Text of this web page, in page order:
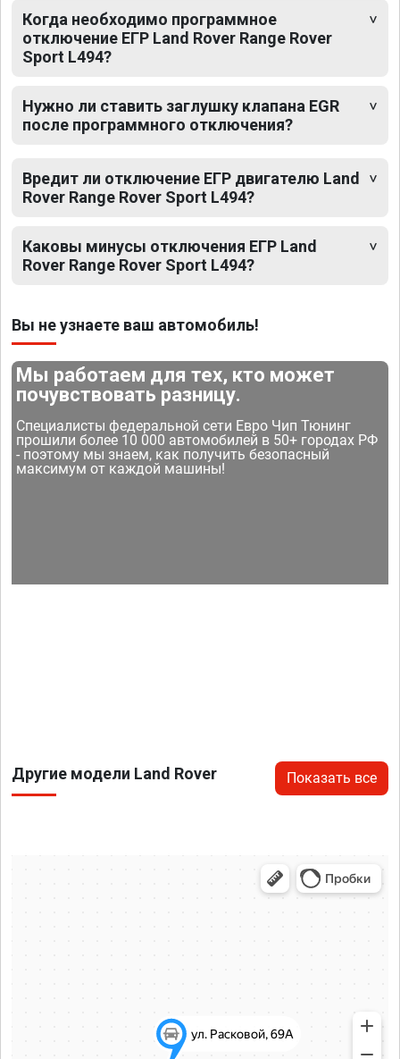
Когда необходимо программное
отключение ЕГР Land Rover Range Rover
Sport L494?
Нужно ли ставить заглушку клапана EGR
после программного отключения?
Вредит ли отключение ЕГР двигателю Land
Rover Range Rover Sport L494?
Каковы минусы отключения ЕГР Land
Rover Range Rover Sport L494?
Вы не узнаете ваш автомобиль!
Мы работаем для тех, кто может
почувствовать разницу.
Специалисты федеральной сети Евро Чип Тюнинг
прошили более 10 000 автомобилей в 50+ городах РФ
- поэтому мы знаем, как получить безопасный
максимум от каждой машины!
Другие модели Land Rover Показать все